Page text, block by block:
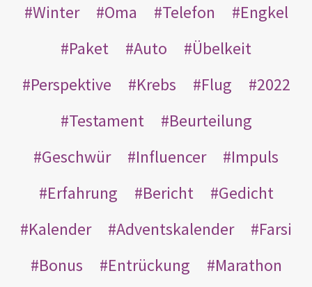
Winter
Oma Telefon
Engkel
Paket
Auto
Übelkeit
Perspektive
Krebs Flug
2022
Testament
Beurteilung
Geschwür
Influencer
Impuls
Erfahrung
Bericht
Gedicht
Kalender
Adventskalender
Farsi
Bonus
Entrückung
Marathon